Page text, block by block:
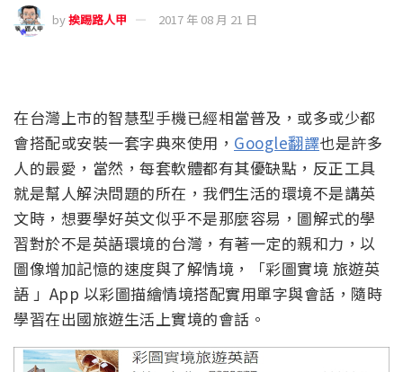
by挨踢路人甲 2017 年 08 月 21 日
在台灣上市的智慧型手機已經相當普及，或多或少都
會搭配或安裝一套字典來使用， Google翻譯也是許多
人的最愛，當然，每套軟體都有其優缺點，反正工具
就是幫人解決問題的所在，我們生活的環境不是講英
文時，想要學好英文似乎不是那麼容易，圖解式的學
習對於不是英語環境的台灣，有著一定的親和力，以
圖像增加記憶的速度與了解情境，「彩圖實境 旅遊英
語 」App 以彩圖描繪情境搭配實用單字與會話，隨時
學習在出國旅遊生活上實境的會話。